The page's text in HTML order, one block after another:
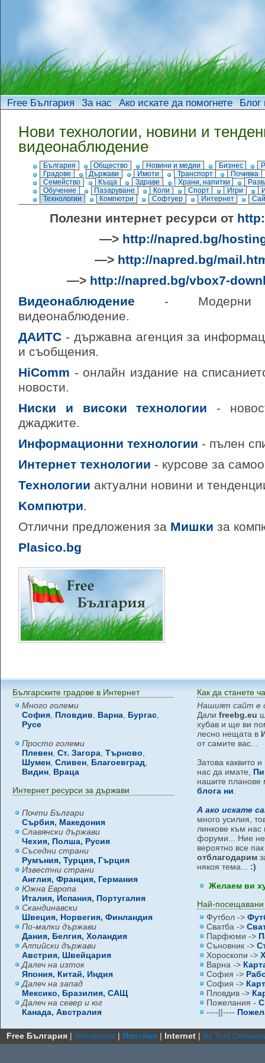
Free България За нас Ако искате да помогнете Блог
Нови технологии, новини и
видеонаблюдение
България Общество Новини и медии Бизнес
Градове
Държави Имоти Транспорт
Почивка
Семейство
Къща Здраве Храни, напитки
Обучение
Пазаруване Коли Спорт Игри
Технологии
Компютри Софтуер Интернет
Полезни интернет ресурси от
—> http://napred.bg/
—> http://napred.bg/
—> http://napred.bg/vbox7-
Видеонаблюдение - Модерни
видеонаблюдение.
ДАИТС - държавна агенция за
и съобщения.
HiComm - онлайн издание на
новости.
Ниски и високи технологии -
джаджите.
Информационни технологии - пълен
Интернет технологии - курсове за
Технологии актуални новини и
Kомпютри.
Отлични предложения за Мишки за
Plasico.bg
Българските градове в Интернет
Много големи
София, Пловдив, Варна, Бургас,
Русе
Просто големи
Плевен, Ст. Загора, Търново,
Шумен, Сливен, Благоевград,
Видин, Враца
Интернет ресурси за държави
Почти Българи
Сърбия, Македония
Славянски държави
Чехия, Полша, Русия
Съседни страни
Румъния, Турция, Гърция
Известни страни
Англия, Франция, Германия
Южна Европа
Италия, Испания, Португалия
Скандинавски
Швеция, Норвегия, Финландия
По-малки държави
Дания, Белгия, Холандия
Алпийски държави
Австрия, Швейцария
Далеч на изток
Япония, Китай, Индия
Далеч на запад
Мексико, Бразилия, САЩ
Далеч на север и юг
Канада, Австралия
Как да станете
Нашият сайт е
Далиfreebg.eu
хубав и ще ви
лесно нещата в
от самите вас...
Затова каквито и
нас да имате,
нашите планове
блога ни.
А ако искате
много усилия,
линкове към нас
форуми... Ние не
вероятно все
отблагодарим
някоя тема... :)
Желаем ви
Най-посещавани
Футбол ->
Сватба ->
Парфюми ->
Съновник ->
Хороскопи ->
Варна ->
София ->
София ->
Пловдив ->
Пожелания -
----||----
Free България | Wordpress | Ипотпал | Internet | By Tool.Domains